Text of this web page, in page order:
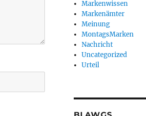
Markenwissen
Markenämter
Meinung
MontagsMarken
Nachricht
Uncategorized
Urteil